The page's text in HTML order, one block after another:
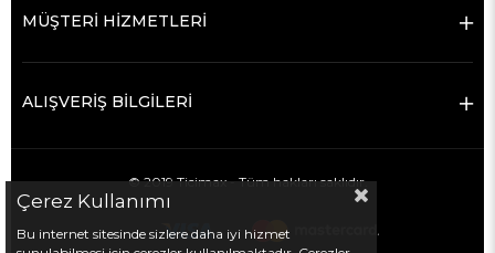
MÜŞTERİ HİZMETLERİ
ALIŞVERİŞ BİLGİLERİ
© 2019 Ticimax - Tüm hakları saklıdır.
Çerez Kullanımı
Bu internet sitesinde sizlere daha iyi hizmet